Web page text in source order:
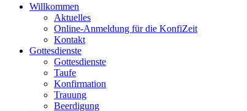
Willkommen
Aktuelles
Online-Anmeldung für die KonfiZeit
Kontakt
Gottesdienste
Gottesdienste
Taufe
Konfirmation
Trauung
Beerdigung